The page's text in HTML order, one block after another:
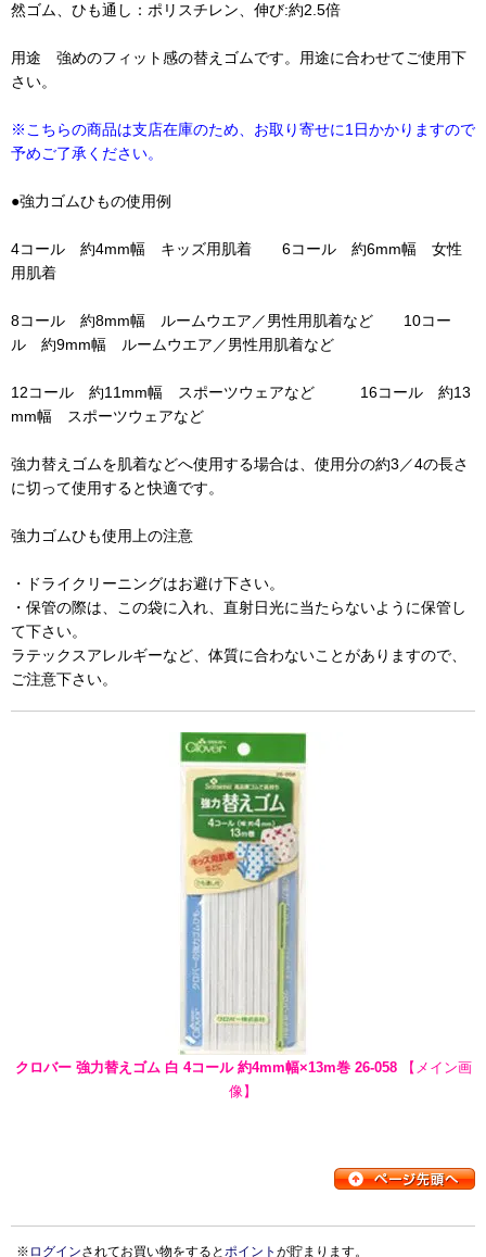
然ゴム、ひも通し：ポリスチレン、伸び:約2.5倍
用途 強めのフィット感の替えゴムです。用途に合わせてご使用下
さい。
※こちらの商品は支店在庫のため、お取り寄せに1日かかりますので
予めご了承ください。
●強力ゴムひもの使用例
4コール 約4mm幅 キッズ用肌着 6コール 約6mm幅 女性
用肌着
8コール 約8mm幅 ルームウエア／男性用肌着など 10コー
ル 約9mm幅 ルームウエア／男性用肌着など
12コール 約11mm幅 スポーツウェアなど 16コール 約13
mm幅 スポーツウェアなど
強力替えゴムを肌着などへ使用する場合は、使用分の約3／4の長さ
に切って使用すると快適です。
強力ゴムひも使用上の注意
・ドライクリーニングはお避け下さい。
・保管の際は、この袋に入れ、直射日光に当たらないように保管し
て下さい。
ラテックスアレルギーなど、体質に合わないことがありますので、
ご注意下さい。
クロバー 強力替えゴム 白 4コール 約4mm幅×13m巻 26-058【メイン画
像】
※ ログインされてお買い物をするとポイント が貯まります。